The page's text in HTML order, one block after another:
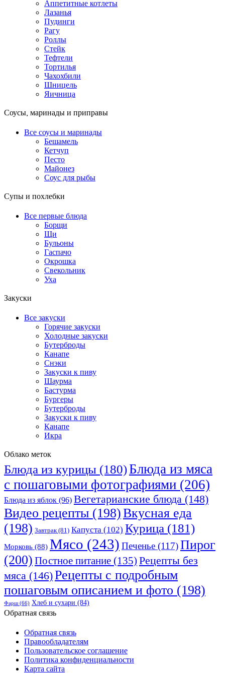
Аппетитные котлеты
Лазанья
Пудинги
Рагу
Роллы
Стейк
Тефтели
Тортилья
Чахохбили
Шницель
Яичница
Соусы, маринады и приправы
Все соусы и маринады
Бешамель
Кетчуп
Песто
Майонез
Соус для рыбы
Супы и похлебки
Все первые блюда
Борщи
Щи
Бульоны
Гаспачо
Окрошка
Свекольник
Уха
Закуски
Все закуски
Горячие закуски
Холодные закуски
Бутерброды
Канапе
Снэки
Закуски к пиву
Шаурма
Бастурма
Бургеры
Бутерброды
Закуски к пиву
Канапе
Икра
Облако меток
Блюда из курицы (180)Блюда из мяса
с пошаговыми фотографиями (206)
Блюда из яблок (96) Вегетарианские блюда (148)
Видео рецепты (198)Вкусная еда
(198) Завтрак(81) Капуста (102) Курица (181)
Морковь (88) Мясо (243) Печенье (117)Пирог
(200) Постное питание (135) Рецепты без
мяса (146)Рецепты с подробным
пошаговым описанием и фото (198)
Фарш (66) Хлеб и сухари (84)
Обратная связь
Обратная связь
Правообладателям
Пользовательское соглашение
Политика конфиденциальности
Карта сайта